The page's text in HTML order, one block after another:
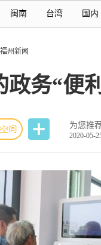
闽南 台湾 国内
福州新闻
政务“便
为您推
2020-05-